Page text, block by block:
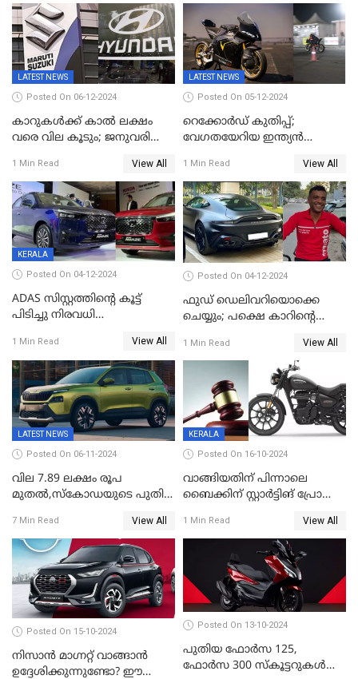
LATEST NEWS
Posted On 06-12-2024
കാറുകൾക്ക് കാൽ ലക്ഷം
വരെ വില കൂടും; ജനുവരി
പ്രഖ്യാപനവുമായി മാരുതിയും
ഹ്യുണ്ടായിയും
1 Min Read View All
LATEST NEWS
Posted On 05-12-2024
റെക്കോർഡ് കുതിപ്പ്;
വേഗതയേറിയ ഇന്ത്യൻ
അഭിമാനമാകാൻ
അൾട്രാവയലറ്റ് എഫ്99
1 Min Read View All
KERALA
Posted On 04-12-2024
ADAS സിസ്റ്റത്തിന്റെ കൂട്ട്
പിടിച്ചു നിരവധി
പുതുതലമുറ അമേസ്
അവതരിപ്പിച്ച് ഹോണ്ട
1 Min Read View All
Posted On 04-12-2024
ഫുഡ് ഡെലിവറിയൊക്കെ
ചെയ്യും; പക്ഷെ കാറിൻ്റെ
കുറയ്ക്കില്ല
1 Min Read View All
LATEST NEWS
Posted On 06-11-2024
വില 7.89 ലക്ഷം രൂപ
മുതൽ,സ്‌കോഡയുടെ പുതിയ
വിപണിയില്‍; ഡിസംബർ 2
മുതൽ ബുക്കിംഗ്
7 Min Read View All
KERALA
Posted On 16-10-2024
വാങ്ങിയതിന് പിന്നാലെ
ബൈക്കിന് സ്റ്റാർട്ടിങ് പ്രോബ്ലം
സേവനം നൽകാതിരുന്ന
കമ്പനിക്ക് 5.39 ലക്ഷം രൂപ
പിഴയിട്ട് ഉപഭോക്തൃ കമ്മിഷൻ
1 Min Read View All
Posted On 15-10-2024
നിസാൻ മാഗ്നറ്റ് വാങ്ങാൻ
ഉദ്ദേശിക്കുന്നുണ്ടോ? ഈ
Posted On 13-10-2024
പുതിയ ഫോർസ 125,
ഫോർസ 300 സ്കൂട്ടറുകൾ